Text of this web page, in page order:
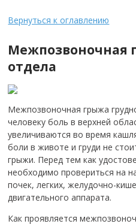
Вернуться к оглавлению
Межпозвоночная
отдела
Межпозвоночная грыжа
человеку боль в верхней
увеличиваются во время
боли в животе и груди не
грыжи. Перед тем как
необходимо провериться на
почек, легких, желудочно-
двигательного аппарата.
Как проявляется